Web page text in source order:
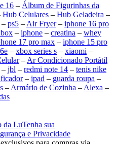
16 – Álbum de Figurinhas da
Hub Celulares – Hub Geladeira –
– ps5 – Air Fryer– iphone 16 pro
– iphone – creatina – whey
17 pro max – iphone 15 pro
– xbox series s – xiaomi –
– Ar Condicionado Portátil
– jbl – redmi note 14 – tenis nike
– ipad – guarda roupa –
– Armário de Cozinha – Alexa –
da LuTenha sua
e Privacidade